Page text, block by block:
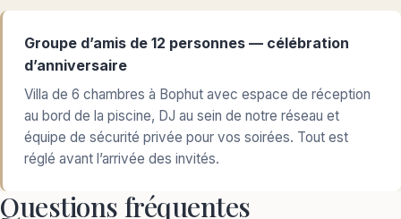
Groupe d’amis de 12 personnes — célébration
d’anniversaire
Villa de 6 chambres à Bophut avec espace de réception
au bord de la piscine, DJ au sein de notre réseau et
équipe de sécurité privée pour vos soirées. Tout est
réglé avant l’arrivée des invités.
Questions fréquentes